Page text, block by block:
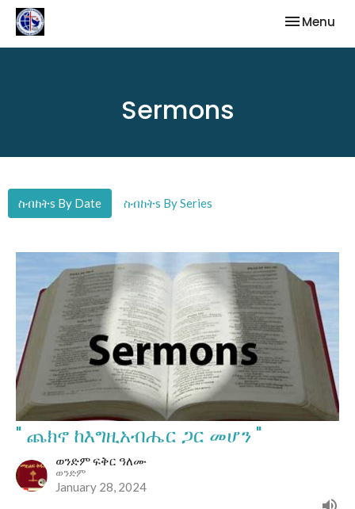
Toggle
Menu
Sermons
ስብከትs By Date ስብከትs By Series
" ጨክኖ ከእግዚአብሔር ጋር መሆን "
ወንድም ፍቅር ዓለሙ
ወንድም
January 28, 2024